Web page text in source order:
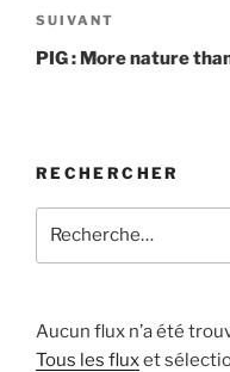
Article
suivant
SUIVANT
PIG : More nature
RECHERCHER
pour
Aucun flux n’a été
Tous les fluxet